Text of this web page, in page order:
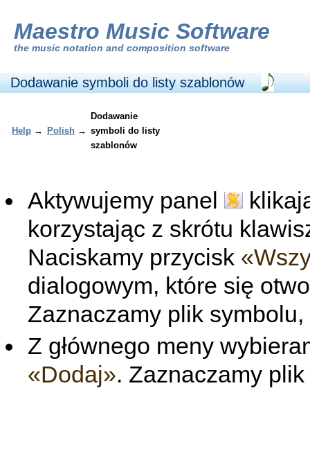
Maestro Music Software
the music notation and composition software
Dodawanie symboli do listy szablonów
Help → Polish →
Dodawanie
symboli do listy
szablonów
Aktywujemy panel
korzystając z skrótu
Naciskamy przycisk
dialogowym, które się
Zaznaczamy plik
Z głównego meny
«Dodaj». Zaznaczamy